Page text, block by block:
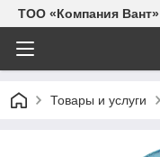
ТОО «Компания Вант»
Товары и услуги